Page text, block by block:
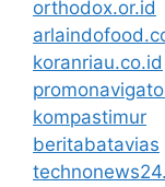
orthodox.or.id
koranriau.co.id
kompastimur
beritabatavias